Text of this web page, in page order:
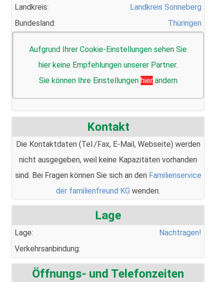
Landkreis:
Landkreis Sonneberg
Bundesland:
Thüringen
Aufgrund Ihrer Cookie-Einstellungen sehen Sie
hier keine Empfehlungen unserer Partner.
Sie können Ihre Einstellungen hierändern
Kontakt
Die Kontaktdaten (Tel./Fax, E-Mail, Webseite) werden
nicht ausgegeben, weil keine Kapazitäten vorhanden
sind. Bei Fragen können Sie sich an den Familienservice
der familienfreund KG wenden.
Lage
Lage:
Nachtragen!
Verkehrsanbindung:
Öffnungs- und Telefonzeiten